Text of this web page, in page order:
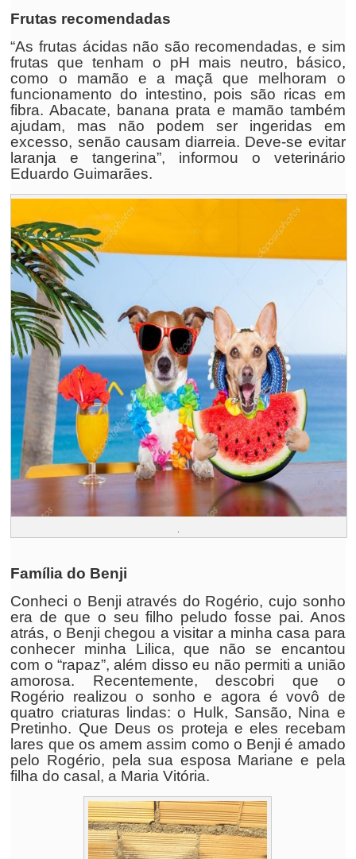
Frutas recomendadas
“As frutas ácidas não são recomendadas, e sim
frutas que tenham o pH mais neutro, básico,
como o mamão e a maçã que melhoram o
funcionamento do intestino, pois são ricas em
fibra. Abacate, banana prata e mamão também
ajudam, mas não podem ser ingeridas em
excesso, senão causam diarreia. Deve-se evitar
laranja e tangerina”, informou o veterinário
Eduardo Guimarães.
Família do Benji
Conheci o Benji através do Rogério, cujo sonho
era de que o seu filho peludo fosse pai. Anos
atrás, o Benji chegou a visitar a minha casa para
conhecer minha Lilica, que não se encantou
com o “rapaz”, além disso eu não permiti a união
amorosa. Recentemente, descobri que o
Rogério realizou o sonho e agora é vovô de
quatro criaturas lindas: o Hulk, Sansão, Nina e
Pretinho. Que Deus os proteja e eles recebam
lares que os amem assim como o Benji é amado
pelo Rogério, pela sua esposa Mariane e pela
filha do casal, a Maria Vitória.